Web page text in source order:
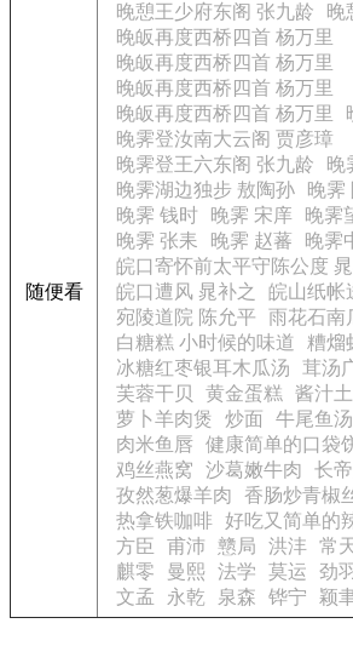
随便看
晚憩王少府东阁 张九龄
晚
晚皈再度西桥四首 杨万里
晚皈再度西桥四首 杨万里
晚皈再度西桥四首 杨万里
晚皈再度西桥四首 杨万里
晚霁登汝南大云阁 贾彦璋
晚霁登王六东阁 张九龄
晚
晚霁湖边独步 敖陶孙
晚霁
晚霁 钱时
晚霁 宋庠
晚霁
晚霁 张耒
晚霁 赵蕃
晚霁
皖口寄怀前太平守陈公度
皖口遭风 晁补之
皖山纸帐
宛陵道院 陈允平
雨花石南
白糖糕 小时候的味道
糟熘
冰糖红枣银耳木瓜汤
茸汤
芙蓉干贝
黄金蛋糕 酱汁
萝卜羊肉煲
炒面 牛尾鱼汤
肉米鱼唇 健康简单的口袋
鸡丝燕窝
沙葛嫩牛肉
长
孜然葱爆羊肉
香肠炒青椒
热拿铁咖啡 好吃又简单的
方臣
甫沛 戆局 洪沣 常
麒零
曼熙 法学 莫运 劲羽
文孟
永乾 泉森 铧宁 颖